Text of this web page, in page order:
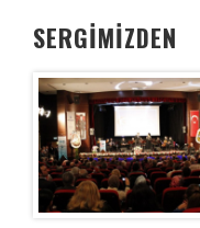
SERGİMİZDEN